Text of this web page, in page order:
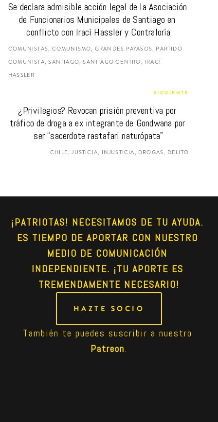
Se declara admisible acción legal de la Asociación
de Funcionarios Municipales de Santiago en
conflicto con Irací Hassler y Contraloría
COMUNISTAS, COMUNISMO, GRANDES PAYASOS, PARTIDO
COMUNISTA, SANTIAGO, SANTIAGO CENTRO, IRACÍ
HASSLER
SIGUIENTE
¿Privilegios? Revocan prisión preventiva por
tráfico de droga a ex integrante de Gondwana por
ser “sacerdote rastafari naturópata”
CHILE, JUSTICIA, INJUSTICIA, DROGAS, DELITO
¡PATRIOTAS! NECESITAMOS DE TU AYUDA.
ES TIEMPO DE APORTAR CON NUESTRO
MEDIO DE COMUNICACIÓN
INDEPENDIENTE. ¡TU APORTE ES
TREMENDAMENTE NECESARIO!
HAZTE SOCIO
Patreon.